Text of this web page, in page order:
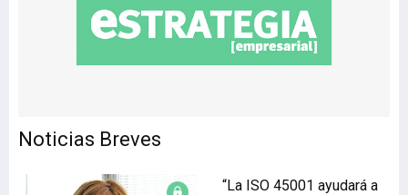
Noticias Breves
“La ISO 45001 ayudará a